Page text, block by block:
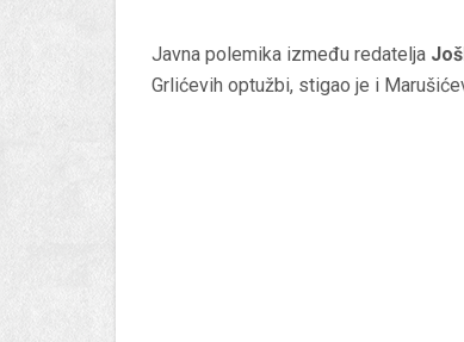
Javna polemika između redatelja
Grlićevih optužbi, stigao je i